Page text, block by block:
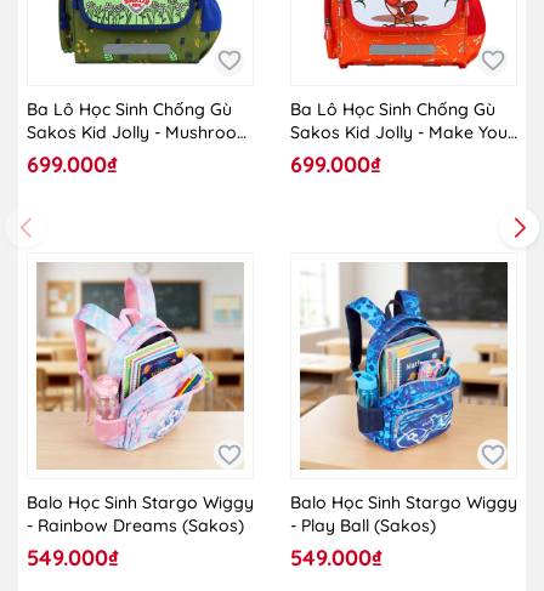
Ba Lô Học Sinh Chống Gù
Sakos Kid Jolly - Mushroom
Cute
699.000₫
Ba Lô Học Sinh Chống Gù
Sakos Kid Jolly - Make Your
Day Better
699.000₫
Balo Học Sinh Stargo Wiggy
- Rainbow Dreams (Sakos)
549.000₫
Balo Học Sinh Stargo Wiggy
- Play Ball (Sakos)
549.000₫